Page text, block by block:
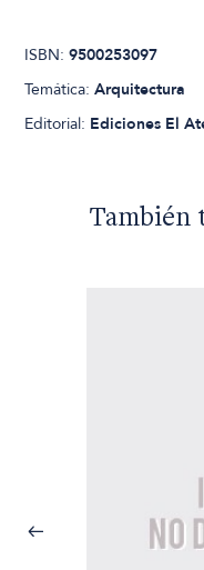
ISBN:9500253097
Temática:Arquitectura
Editorial: Ediciones El
También